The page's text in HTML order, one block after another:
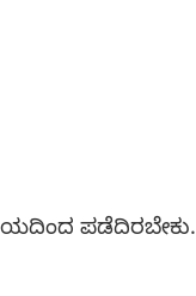
ಪಡೆದಿರಬೇಕು.